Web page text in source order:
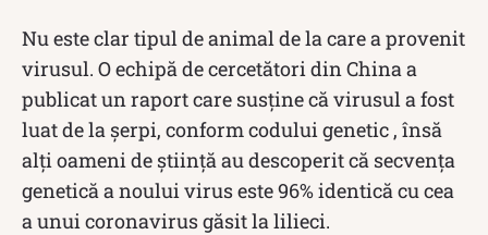
Nu este clar tipul de animal de la care a provenit
virusul. O echipă de cercetători din China a
publicat un raport care susține că virusul a fost
luat de la șerpi, conform codului genetic , însă
alți oameni de știință au descoperit că secvența
genetică a noului virus este 96% identică cu cea
a unui coronavirus găsit la lilieci.